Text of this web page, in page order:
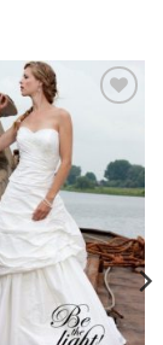
toevoegen